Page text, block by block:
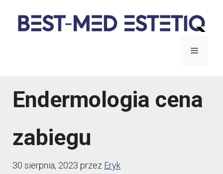
Menu
Endermologia cena
zabiegu
30 sierpnia, 2023 przez Eryk